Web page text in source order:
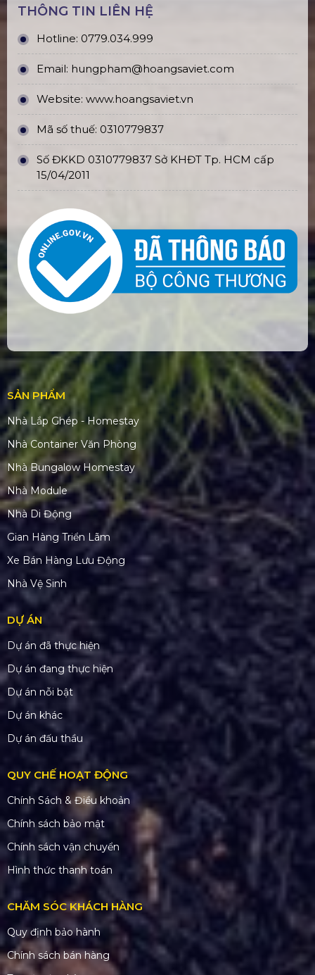
THÔNG TIN LIÊN HỆ
Hotline: 0779.034.999
Email: hungpham@hoangsaviet.com
Website: www.hoangsaviet.vn
Mã số thuế: 0310779837
Số ĐKKD 0310779837 Sở KHĐT Tp. HCM cấp
15/04/2011
SẢN PHẨM
Nhà Lắp Ghép - Homestay
Nhà Container Văn Phòng
Nhà Bungalow Homestay
Nhà Module
Nhà Di Động
Gian Hàng Triển Lãm
Xe Bán Hàng Lưu Động
Nhà Vệ Sinh
DỰ ÁN
Dự án đã thực hiện
Dự án đang thực hiện
Dự án nỗi bật
Dự án khác
Dự án đấu thầu
QUY CHẾ HOẠT ĐỘNG
Chính Sách & Điều khoản
Chính sách bảo mật
Chính sách vận chuyển
Hình thức thanh toán
CHĂM SÓC KHÁCH HÀNG
Quy định bảo hành
Chính sách bán hàng